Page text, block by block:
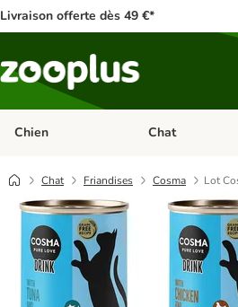
Livraison offerte dès 49 €*
Chien Dérouler les
Chat
Chat Friandises Cosma Lot